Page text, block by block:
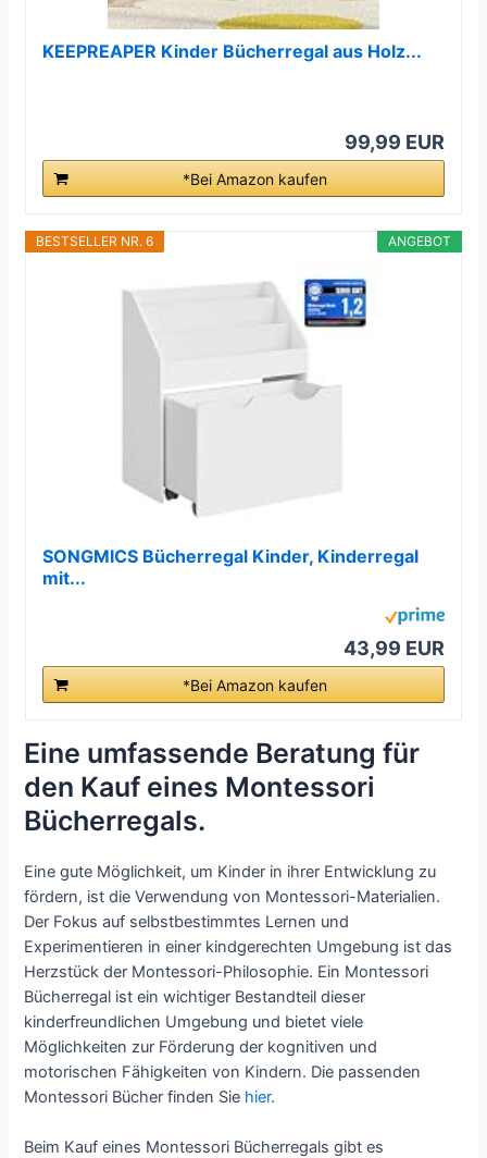
KEEPREAPER Kinder Bücherregal aus Holz...
99,99 EUR
*Bei Amazon kaufen
ANGEBOT
BESTSELLER NR. 6
SONGMICS Bücherregal Kinder, Kinderregal
mit...
43,99 EUR
*Bei Amazon kaufen
Eine umfassende Beratung für
den Kauf eines Montessori
Bücherregals.
Eine gute Möglichkeit, um Kinder in ihrer Entwicklung zu
fördern, ist die Verwendung von Montessori-Materialien.
Der Fokus auf selbstbestimmtes Lernen und
Experimentieren in einer kindgerechten Umgebung ist das
Herzstück der Montessori-Philosophie. Ein Montessori
Bücherregal ist ein wichtiger Bestandteil dieser
kinderfreundlichen Umgebung und bietet viele
Möglichkeiten zur Förderung der kognitiven und
motorischen Fähigkeiten von Kindern. Die passenden
Montessori Bücher finden Sie hier.
Beim Kauf eines Montessori Bücherregals gibt es